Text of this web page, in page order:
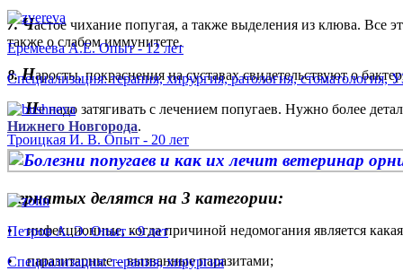
7. Частое чихание попугая, а также выделения из клюва. Все
также о слабом иммунитете.
8. Наросты, покраснения на суставах свидетельствуют о
Не надо затягивать с лечением попугаев. Нужно более
Нижнего Новгорода.
пернатых делятся на 3 категории:
• инфекционные, когда причиной недомогания является
• паразитарные – вызванные паразитами;
Еремеева А.Е. Опыт - 12 лет
Специализация: терапия, хирургия, ратология, стоматология,
Троицкая И. В. Опыт - 20 лет
Петров А. Э. Опыт - 9 лет
Специализация: терапия, хирургия